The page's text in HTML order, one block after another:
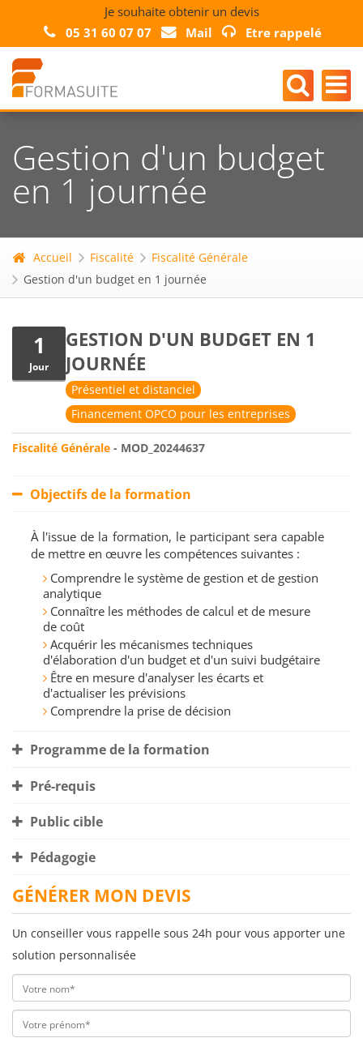
Je souhaite obtenir un devis
05 31 60 07 07
Mail Etre rappelé
Gestion d'un budget
en 1 journée
Accueil Fiscalité
Fiscalité Générale
Gestion d'un budget en 1 journée
1
Jour
GESTION D'UN BUDGET EN 1
JOURNÉE
Présentiel et distanciel
Financement OPCO pour les entreprises
Fiscalité Générale - MOD_20244637
Objectifs de la formation
À l'issue de la formation, le participant sera capable
de mettre en œuvre les compétences suivantes :
Comprendre le système de gestion et de gestion
analytique
Connaître les méthodes de calcul et de mesure
de coût
Acquérir les mécanismes techniques
d'élaboration d'un budget et d'un suivi budgétaire
Être en mesure d'analyser les écarts et
d'actualiser les prévisions
Comprendre la prise de décision
Programme de la formation
Pré-requis
Public cible
Pédagogie
GÉNÉRER MON DEVIS
Un conseiller vous rappelle sous 24h pour vous apporter une
solution personnalisée